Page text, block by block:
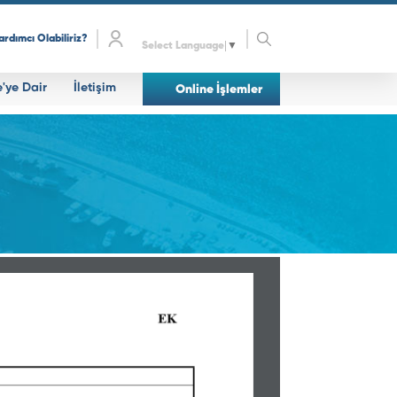
Olabiliriz?
Select Language ▼
Dair İletişim Online İşlemler